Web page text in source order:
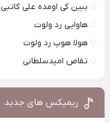
ببین کی اومده علی کاتبی
هاوایی رد ولوت
هولا هوپ رد ولوت
تقاص امیدسلطانی
ریمیکس های جدید